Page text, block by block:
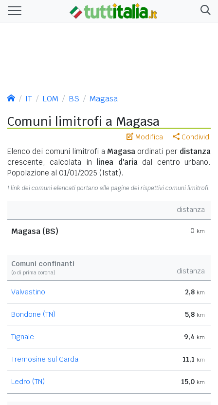
IT LOM BS Magasa
Comuni limitrofi a Magasa
Modifica Condividi
Elenco dei comuni limitrofi a Magasa ordinati per distanza
crescente, calcolata in
linea d'aria dal centro urbano.
Popolazione al 01/01/2025 (Istat).
I link dei comuni elencati portano alle pagine dei rispettivi comuni limitrofi.
distanza
Magasa (BS) 0 km
Comuni confinanti
(o di prima corona) distanza
Valvestino 2,8 km
Bondone (TN) 5,8 km
Tignale 9,4 km
Tremosine sul Garda 11,1 km
Ledro (TN) 15,0 km